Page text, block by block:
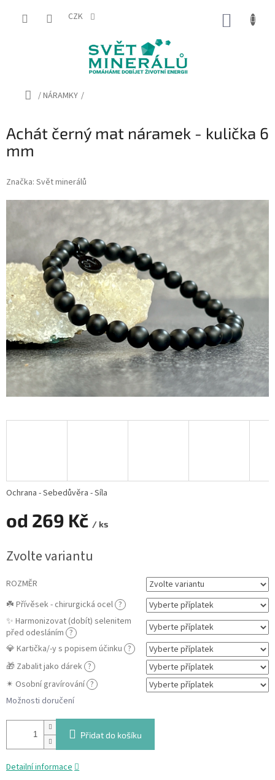
CZK
Domů
/NÁRAMKY /
Achát černý mat náramek - kulička 6
mm
Značka: Svět minerálů
od 269 Kč / ks
cena:
Zvolte variantu
ROZMĚR
☘️ Přívěsek - chirurgická ocel ?
✨ Harmonizovat (dobít) selenitem
před odesláním ?
💎 Kartička/-y s popisem účinku ?
🎁 Zabalit jako dárek ?
✴ Osobní gravírování ?
Možnosti doručení
Přidat do košíku
Ochrana - Sebedůvěra - Síla
Detailní informace